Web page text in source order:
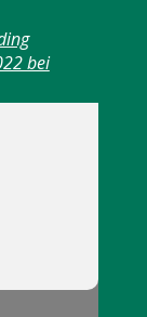
bei